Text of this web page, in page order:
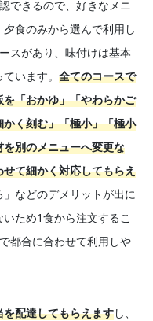
できるので、好きなメニ
食のみから選んで利用し
スがあり、味付けは基本
います。 全てのコースで
「おかゆ」「やわらかご
く刻む」「極小」「極小
別のメニューへ変更な
て細かく対応してもらえ
などのデメリットが出に
ため1食から注文するこ
都合に合わせて利用しや
配達してもらえますし、